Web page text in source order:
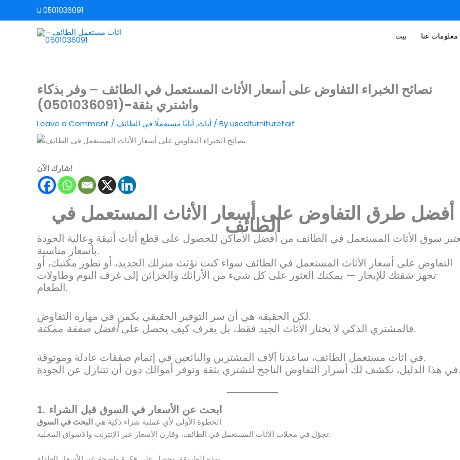
0501036091
بيت معلومات عنا
نصائح الخبراء التفاوض على أسعار الأثاث المستعمل في الطائف – وفر بذكاء
واشتري بثقة-(0501036091)
Leave a Comment / أثاث,أثاثًا مستعملًا في الطائف / Byusedfurnituretaif
شارك الآن!
أفضل طرق التفاوض على أسعار الأثاث المستعمل في
الطائف
سوق الأثاث المستعمل في الطائف من أفضل الأماكن للحصول على قطع أثاث أنيقة وعالية الجودة
بأسعار مناسبة.
التفاوض على أسعار الأثاث المستعمل في الطائف سواء كنت تؤثث منزلك الجديد، أو تطور مكتبك، أو
تجهز شقتك للإيجار — يمكنك العثور على كل شيء من الأرائك والخزائن إلى غرف النوم وطاولات
الطعام.
لكن الحقيقة هي أن سر التوفير الحقيقي يكمن في مهارة التفاوض.
فالمشتري الذكي لا يختار الأثاث الجيد فقط، بل يعرف كيف يحصل علىأفضل صفقة ممكنة
.
في اثاث مستعمل الطائف، ساعدنا آلاف المشترين والبائعين في إتمام صفقات عادلة وموثوقة.
في هذا الدليل، نكشف لك أسرار التفاوض الناجح لتشتري بثقة وتوفر أموالك دون أن تتنازل عن الجودة.
1. ابحث عن الأسعار في السوق قبل الشراء
الخطوة الأولى لأي عملية شراء ذكية هي البحث في السوق
.
تجوّل في محلات الأثاث المستعمل في الطائف، وقارن الأسعار عبر الإنترنت والأسواق المحلية.